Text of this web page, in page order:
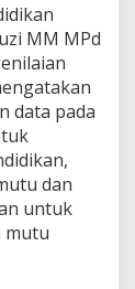
MM MPd
data pada
dan
untuk
mutu